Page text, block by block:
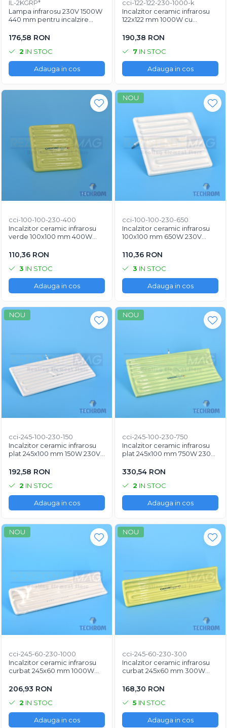
Rezistente electrice banda mica
Rezistente Ceramice
Rezistente electrice plate mica
Rezistentele tubulare flexibile
Rezistență microtubulară
Incalzitor ceramic infrarosu
Rezistente electrice tubulara
dreapt
Rezistențe pentru mașini de
injecție
IL-2KGRP*
Lampa infrarosu 230V 1500W
440 mm pentru incalzire
176,58 RON
2 IN STOC
Adauga in cos
cci-122-122-230-1000-k
Incalzitor ceramic infrarosu
122x122 mm 1000W cu
190,38 RON
7 IN STOC
Adauga in cos
cci-100-100-230-400
Incalzitor ceramic infrarosu
verde 100x100 mm 400W
industria plasticului
110,36 RON
3 IN STOC
Adauga in cos
NOU
cci-100-100-230-650
Incalzitor ceramic infrarosu
100x100 mm 650W 230V
echipamente horeca
110,36 RON
3 IN STOC
Adauga in cos
NOU
cci-245-100-230-150
Incalzitor ceramic infrarosu
plat 245x100 mm 150W 230V
192,58 RON
2 IN STOC
Adauga in cos
NOU
cci-245-100-230-750
Incalzitor ceramic infrarosu
plat 245x100 mm 750W 230V
echipamente horeca
330,54 RON
2 IN STOC
Adauga in cos
NOU
cci-245-60-230-1000
Incalzitor ceramic infrarosu
curbat 245x60 mm 1000W
industria plasticului
206,93 RON
2 IN STOC
Adauga in cos
NOU
cci-245-60-230-300
Incalzitor ceramic infrarosu
curbat 245x60 mm 300W
industrie
168,30 RON
5 IN STOC
Adauga in cos